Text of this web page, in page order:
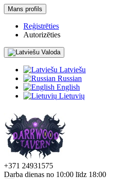
Mans profils
Reģistrēties
Autorizēties
Valoda
Latviešu
Russian
English
Lietuvių
+371 24931575
Darba dienas no 10:00 līdz 18:00